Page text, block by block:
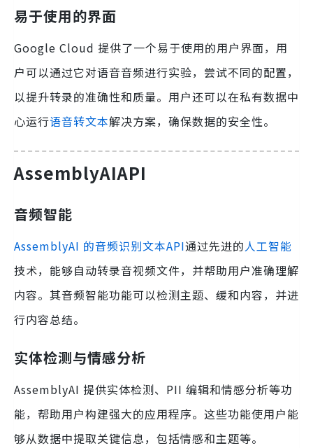
易于使用的界面
Google Cloud 提供了一个易于使用的用户界面，用
户可以通过它对语音音频进行实验，尝试不同的配置，
以提升转录的准确性和质量。用户还可以在私有数据中
心运行语音转文本解决方案，确保数据的安全性。
AssemblyAIAPI
音频智能
AssemblyAI 的音频识别文本API通过先进的人工智能
技术，能够自动转录音视频文件，并帮助用户准确理解
内容。其音频智能功能可以检测主题、缓和内容，并进
行内容总结。
实体检测与情感分析
AssemblyAI 提供实体检测、PII 编辑和情感分析等功
能，帮助用户构建强大的应用程序。这些功能使用户能
够从数据中提取关键信息，包括情感和主题等。